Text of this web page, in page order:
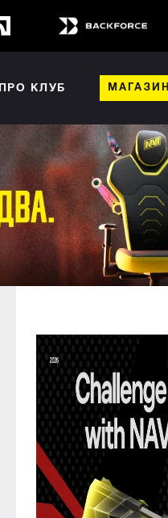
ПРО КЛУБ МАГАЗИН